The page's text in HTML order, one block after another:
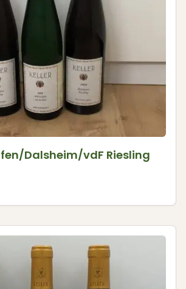
Dalsheim/vdF Riesling